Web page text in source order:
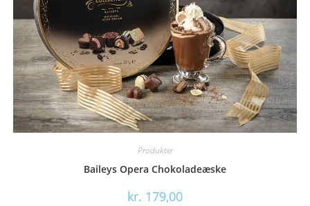
Produkter
Baileys Opera Chokoladeæske
kr. 179,00